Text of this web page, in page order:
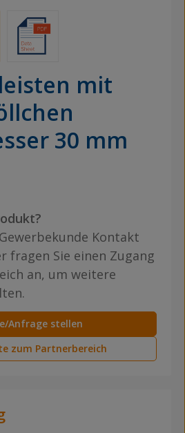
mit
30 mm
Kontakt
fragen Sie einen Zugang
an, um weitere
Anfrage stellen
zum Partnerbereich